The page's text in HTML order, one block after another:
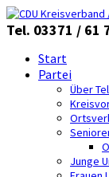
Tel. 03371 / 61
Start
Partei
Über
Junge